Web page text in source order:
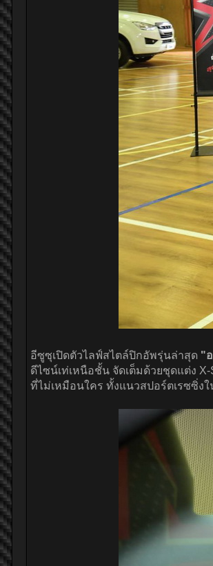
อีซูซุเปิดตัวไลฟ์สไตล์ปิกอัพรุ่นล่าสุด "
ดีไซน์เท่เหนือชั้น จัดเต็มด้วยชุดแต่ง
ที่ไม่เหมือนใคร ทั้งแนวสปอร์ตเรซซิ่ง